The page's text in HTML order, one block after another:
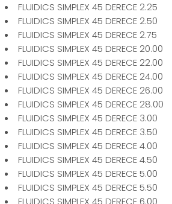
FLUIDICS SIMPLEX 45 DERECE 2.25
FLUIDICS SIMPLEX 45 DERECE 2.50
FLUIDICS SIMPLEX 45 DERECE 2.75
FLUIDICS SIMPLEX 45 DERECE 20.00
FLUIDICS SIMPLEX 45 DERECE 22.00
FLUIDICS SIMPLEX 45 DERECE 24.00
FLUIDICS SIMPLEX 45 DERECE 26.00
FLUIDICS SIMPLEX 45 DERECE 28.00
FLUIDICS SIMPLEX 45 DERECE 3.00
FLUIDICS SIMPLEX 45 DERECE 3.50
FLUIDICS SIMPLEX 45 DERECE 4.00
FLUIDICS SIMPLEX 45 DERECE 4.50
FLUIDICS SIMPLEX 45 DERECE 5.00
FLUIDICS SIMPLEX 45 DERECE 5.50
FLUIDICS SIMPLEX 45 DERECE 6.00